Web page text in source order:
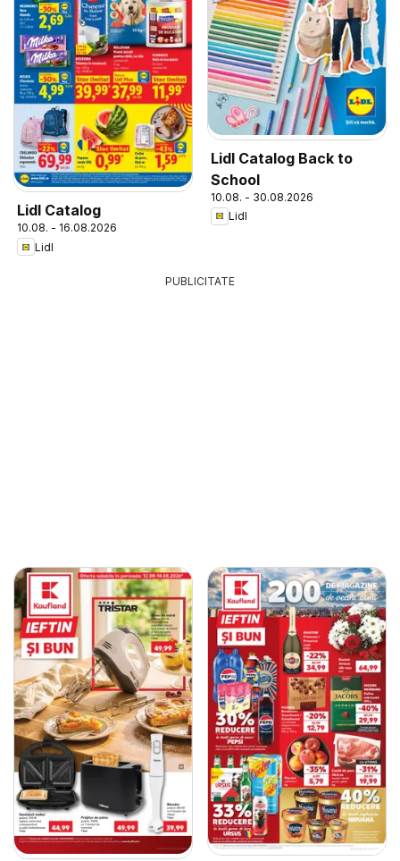
Lidl Catalog
10.08. - 16.08.2026
Lidl
Lidl Catalog Back to
School
10.08. - 30.08.2026
Lidl
PUBLICITATE